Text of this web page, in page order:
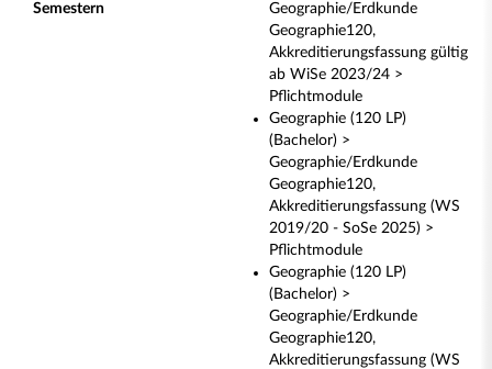
Semestern
Geographie/Erdkunde
Geographie120,
Akkreditierungsfassung gültig
ab WiSe 2023/24 >
Pflichtmodule
Geographie (120 LP)
(Bachelor) >
Geographie/Erdkunde
Geographie120,
Akkreditierungsfassung (WS
2019/20 - SoSe 2025) >
Pflichtmodule
Geographie (120 LP)
(Bachelor) >
Geographie/Erdkunde
Geographie120,
Akkreditierungsfassung (WS